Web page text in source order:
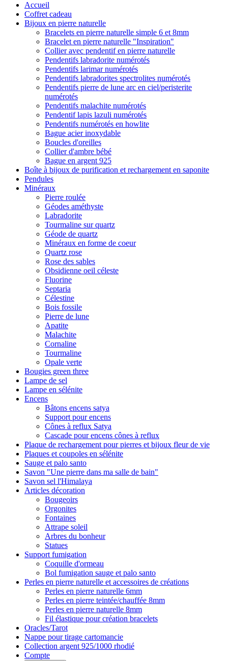
Accueil
Coffret cadeau
Bijoux en pierre naturelle
Bracelets en pierre naturelle simple 6 et 8mm
Bracelet en pierre naturelle "Inspiration"
Collier avec pendentif en pierre naturelle
Pendentifs labradorite numérotés
Pendentifs larimar numérotés
Pendentifs labradorites spectrolites numérotés
Pendentifs pierre de lune arc en ciel/peristerite
numérotés
Pendentifs malachite numérotés
Pendentif lapis lazuli numérotés
Pendentifs numérotés en howlite
Bague acier inoxydable
Boucles d'oreilles
Collier d'ambre bébé
Bague en argent 925
Boîte à bijoux de purification et rechargement en saponite
Pendules
Minéraux
Pierre roulée
Géodes améthyste
Labradorite
Tourmaline sur quartz
Géode de quartz
Minéraux en forme de coeur
Quartz rose
Rose des sables
Obsidienne oeil céleste
Fluorine
Septaria
Célestine
Bois fossile
Pierre de lune
Apatite
Malachite
Cornaline
Tourmaline
Opale verte
Bougies green three
Lampe de sel
Lampe en sélénite
Encens
Bâtons encens satya
Support pour encens
Cônes à reflux Satya
Cascade pour encens cônes à reflux
Plaque de rechargement pour pierres et bijoux fleur de vie
Plaques et coupoles en sélénite
Sauge et palo santo
Savon "Une pierre dans ma salle de bain"
Savon sel l'Himalaya
Articles décoration
Bougeoirs
Orgonites
Fontaines
Attrape soleil
Arbres du bonheur
Statues
Support fumigation
Coquille d'ormeau
Bol fumigation sauge et palo santo
Perles en pierre naturelle et accessoires de créations
Perles en pierre naturelle 6mm
Perles en pierre teintée/chauffée 8mm
Perles en pierre naturelle 8mm
Fil élastique pour création bracelets
Oracles/Tarot
Nappe pour tirage cartomancie
Collection argent 925/1000 rhodié
Compte